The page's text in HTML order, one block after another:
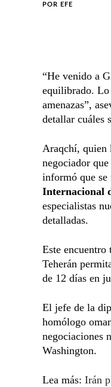
POR EFE
“He venido a
equilibrado. Lo
amenazas”,
detallar cuáles
Araqchí, quien
negociador
informó que se
Internacional
especialistas
detalladas.
Este encuentro
Teherán
de 12 días en
El jefe de la
homólogo
negociaciones
Washington.
Lea más: Irán